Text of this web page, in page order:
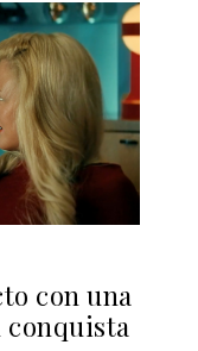
con una
conquista